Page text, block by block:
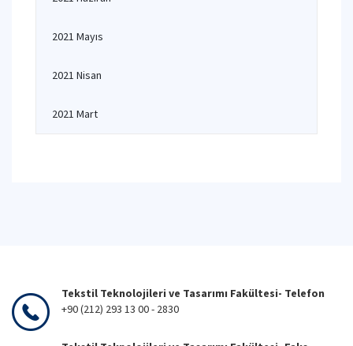
2021 Mayıs
2021 Nisan
2021 Mart
Tekstil Teknolojileri ve Tasarımı Fakültesi- Telefon
+90 (212) 293 13 00 - 2830